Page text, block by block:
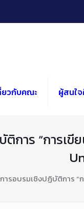
ยวกับคณะ ผู้สนใ
การ “การเ
ารอบรมเชิงปฏิบัติการ